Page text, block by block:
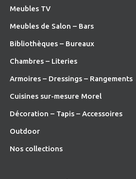
Meubles TV
Meubles de Salon – Bars
Bibliothèques – Bureaux
Chambres – Literies
Armoires – Dressings – Rangements
Cuisines sur-mesure Morel
Décoration – Tapis – Accessoires
Outdoor
Nos collections